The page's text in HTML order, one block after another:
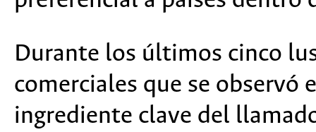
Durante los últimos cinco
comerciales que se observó
ingrediente clave del